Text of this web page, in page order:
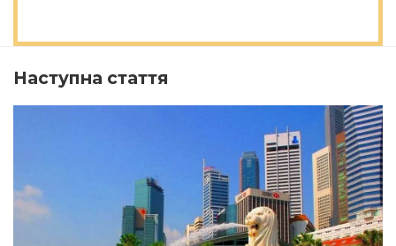
Наступна стаття